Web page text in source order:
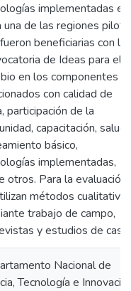
implementadas en
una de las regiones piloto
beneficiarias con la
de Ideas para el
en los componentes
con calidad de
participación de la
capacitación, salud,
básico,
implementadas,
otros. Para la evaluación
métodos
trabajo de campo,
y estudios de caso.
Nacional de
Tecnología e